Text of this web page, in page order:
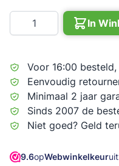
Aantal
In
Voor 16:00
Eenvoudig
Minimaal 2 jaar
Sinds 2007 de
Niet goed? Geld
9.6opWebwinkelkeuruit